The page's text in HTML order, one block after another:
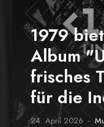
1979
Album
frisches
für die
24. April 2026